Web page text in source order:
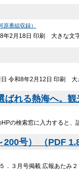
番組収録）
年2月18日 印刷 大きな文
令和8年2月12日 印刷
ばれる熱海へ。
の検索窓に入力すると
号） （PDF
．３月号掲載 広報あた